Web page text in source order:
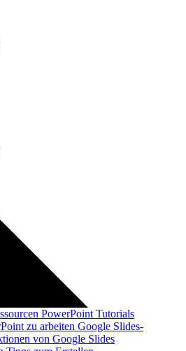
PowerPoint Tutorials
zu arbeiten Google Slides-
von Google Slides